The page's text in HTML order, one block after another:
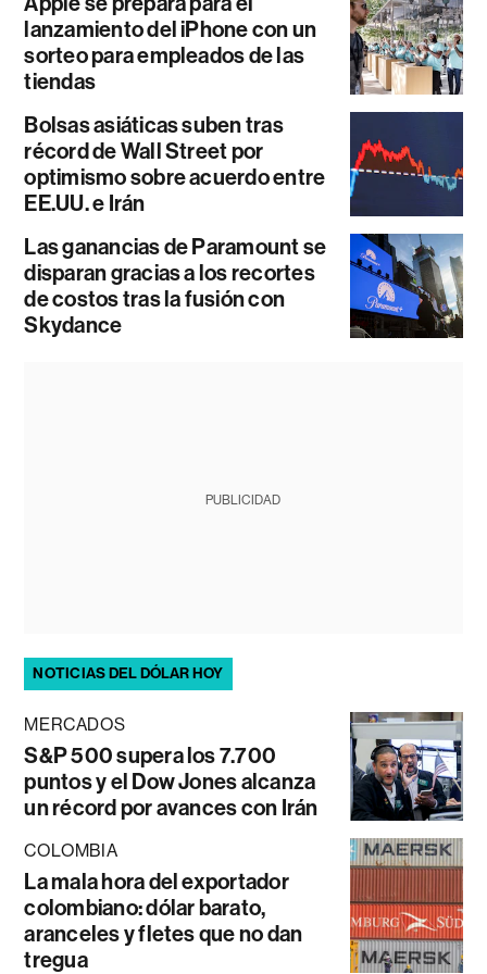
lanzamiento del iPhone con un
sorteo para empleados de las
tiendas
Bolsas asiáticas suben tras
récord de Wall Street por
optimismo sobre acuerdo entre
EE.UU. e Irán
Las ganancias de Paramount se
disparan gracias a los recortes
de costos tras la fusión con
Skydance
PUBLICIDAD
NOTICIAS DEL DÓLAR HOY
MERCADOS
S&P 500 supera los 7.700
puntos y el Dow Jones alcanza
un récord por avances con Irán
COLOMBIA
La mala hora del exportador
colombiano: dólar barato,
aranceles y fletes que no dan
tregua